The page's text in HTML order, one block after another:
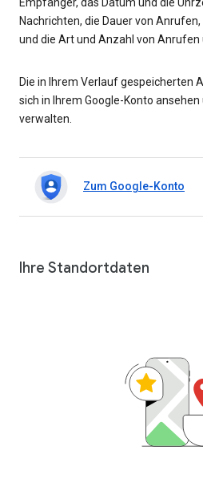
Empfänger, das Datum und die
Nachrichten, die Dauer von
und die Art und Anzahl von Anrufen
Die in Ihrem Verlauf gespeicherten
sich in Ihrem Google-Konto
verwalten.
Zum Google-Konto
Ihre Standortdaten